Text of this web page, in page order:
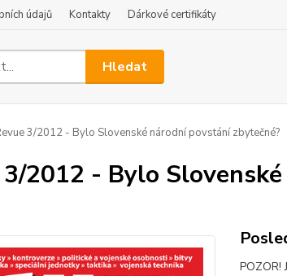
údajů Kontakty Dárkové certifikáty
Hledat
3/2012 - Bylo Slovenské národní povstání zbytečné?
3/2012 - Bylo